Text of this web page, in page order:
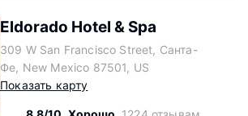
Eldorado Hotel & Spa
309 W San Francisco Street, Санта-
Фе, New Mexico 87501, US
Показать карту